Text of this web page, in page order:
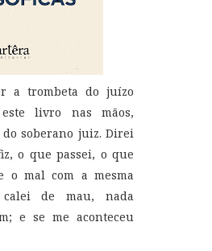
a trombeta do juízo
livro nas mãos,
soberano juiz. Direi
o que passei, o que
o mal com a mesma
calei de mau, nada
e se me aconteceu